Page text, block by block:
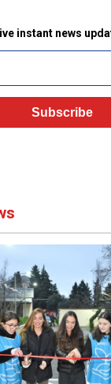
instant news
Subscribe